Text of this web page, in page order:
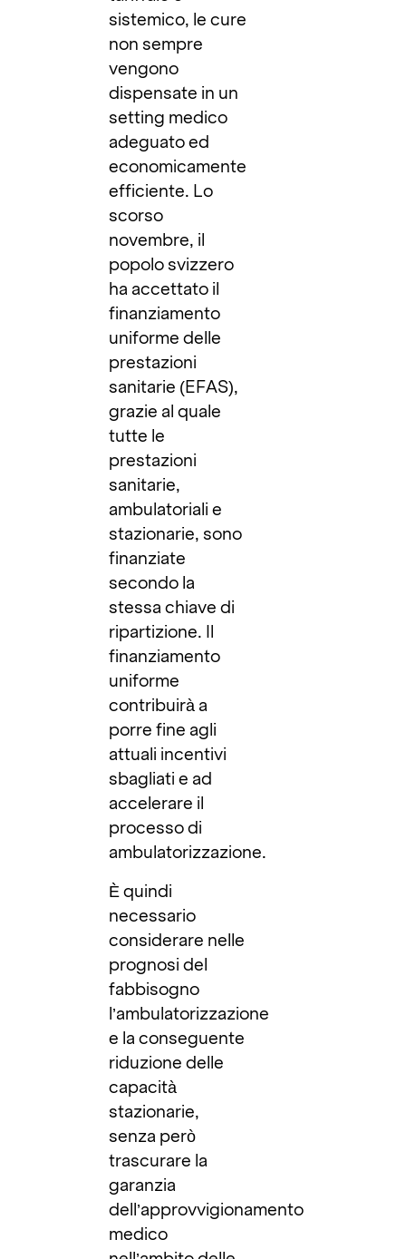
sistemico, le cure
non sempre
vengono
dispensate in un
setting medico
adeguato ed
economicamente
efficiente. Lo
scorso
novembre, il
popolo svizzero
ha accettato il
finanziamento
uniforme delle
prestazioni
sanitarie (EFAS),
grazie al quale
tutte le
prestazioni
sanitarie,
ambulatoriali e
stazionarie, sono
finanziate
secondo la
stessa chiave di
ripartizione. Il
finanziamento
uniforme
contribuirà a
porre fine agli
attuali incentivi
sbagliati e ad
accelerare il
processo di
ambulatorizzazione.
È quindi
necessario
considerare nelle
prognosi del
fabbisogno
l’ambulatorizzazione
e la conseguente
riduzione delle
capacità
stazionarie,
senza però
trascurare la
garanzia
dell’approvvigionamento
medico